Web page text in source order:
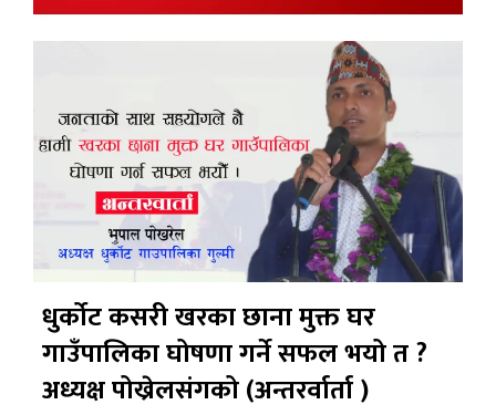
धुर्कोट कसरी खरका छाना मुक्त घर
गाउँपालिका घोषणा गर्ने सफल भयो त ?
अध्यक्ष पोख्रेलसंगको (अन्तरर्वार्ता )